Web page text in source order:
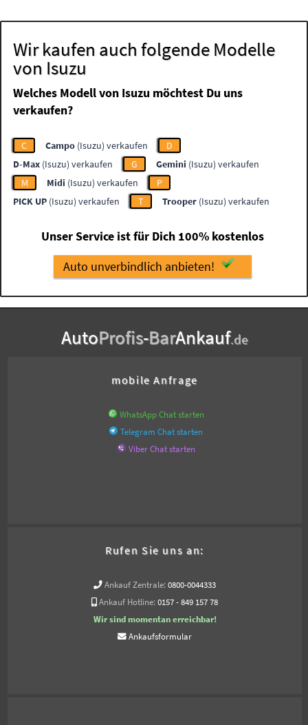
Wir kaufen auch folgende Modelle
von Isuzu
Welches Modell von Isuzu möchtest Du uns
verkaufen?
C Campo (Isuzu) verkaufen
D
D-Max (Isuzu) verkaufen G Gemini (Isuzu) verkaufen
M
Midi (Isuzu) verkaufen
P
PICK UP (Isuzu) verkaufen T Trooper (Isuzu) verkaufen
Unser Service ist für Dich 100% kostenlos
Auto unverbindlich anbieten!
AutoProfis-BarAnkauf.de
mobile Anfrage
WhatsApp Chat starten
Telegram Chat starten
Viber Chat starten
Rufen Sie uns an:
Ankauf Zentrale: 0800-0044333
Ankauf Hotline: 0157 - 849 157 78
Wir sind momentan erreichbar!
Ankaufsformular